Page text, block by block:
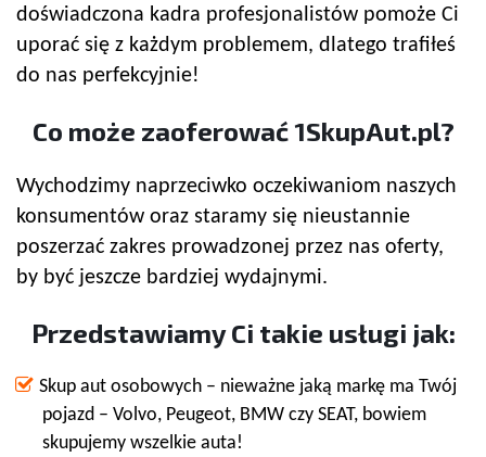
doświadczona kadra profesjonalistów pomoże Ci
uporać się z każdym problemem, dlatego trafiłeś
do nas perfekcyjnie!
Co może zaoferować 1SkupAut.pl?
Wychodzimy naprzeciwko oczekiwaniom naszych
konsumentów oraz staramy się nieustannie
poszerzać zakres prowadzonej przez nas oferty,
by być jeszcze bardziej wydajnymi.
Przedstawiamy Ci takie usługi jak:
Skup aut osobowych – nieważne jaką markę ma Twój
pojazd – Volvo, Peugeot, BMW czy SEAT, bowiem
skupujemy wszelkie auta!